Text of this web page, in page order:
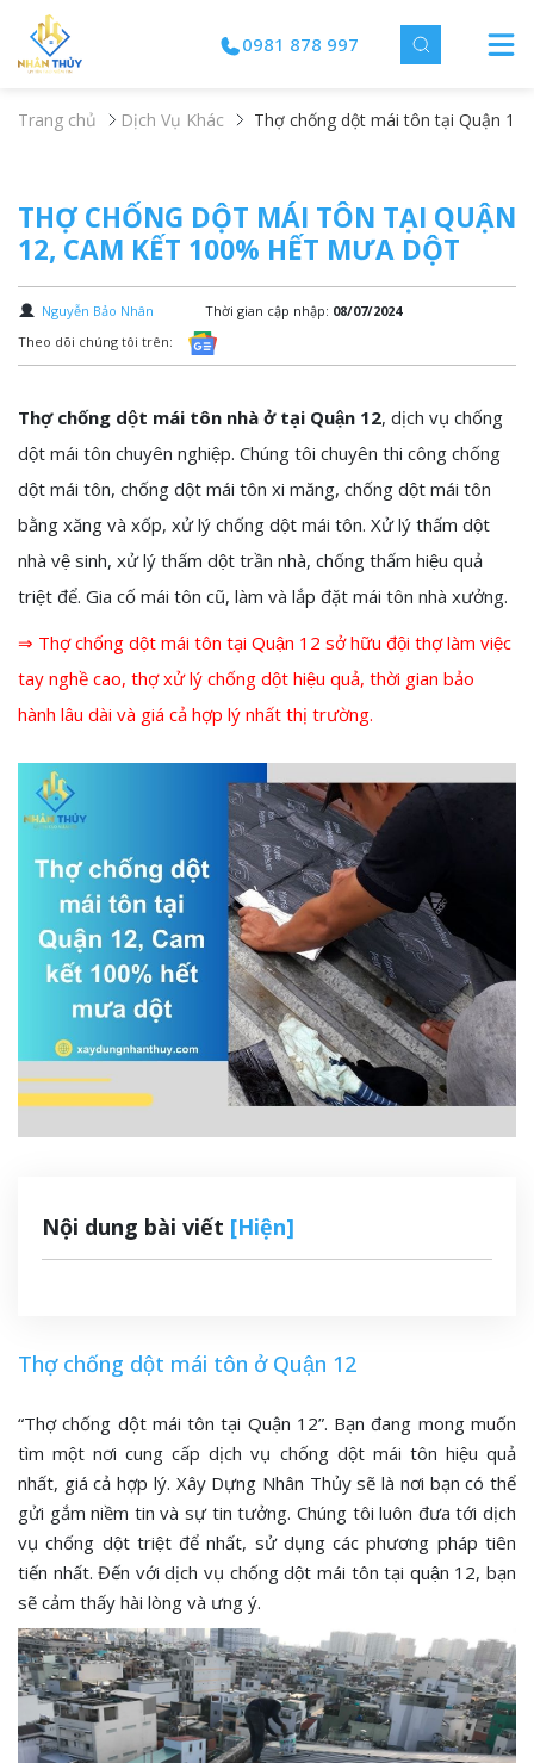
0981 878 997
Trang chủ Dịch Vụ Khác Thợ chống dột mái tôn tại Quận
THỢ CHỐNG DỘT MÁI TÔN TẠI QUẬN
12, CAM KẾT 100% HẾT MƯA DỘT
Nguyễn Bảo Nhân Thời gian cập nhập: 08/07/2024
Theo dõi chúng tôi trên:
Thợ chống dột mái tôn nhà ở tại Quận 12, dịch vụ chống
dột mái tôn chuyên nghiệp. Chúng tôi chuyên thi công chống
dột mái tôn, chống dột mái tôn xi măng, chống dột mái tôn
bằng xăng và xốp, xử lý chống dột mái tôn. Xử lý thấm dột
nhà vệ sinh, xử lý thấm dột trần nhà, chống thấm hiệu quả
triệt để. Gia cố mái tôn cũ, làm và lắp đặt mái tôn nhà xưởng.
⇒ Thợ chống dột mái tôn tại Quận 12 sở hữu đội thợ làm việc
tay nghề cao, thợ xử lý chống dột hiệu quả, thời gian bảo
hành lâu dài và giá cả hợp lý nhất thị trường.
Nội dung bài viết [Hiện]
Thợ chống dột mái tôn ở Quận 12
“Thợ chống dột mái tôn tại Quận 12”. Bạn đang mong muốn
tìm một nơi cung cấp dịch vụ chống dột mái tôn hiệu quả
nhất, giá cả hợp lý. Xây Dựng Nhân Thủy sẽ là nơi bạn có thể
gửi gắm niềm tin và sự tin tưởng. Chúng tôi luôn đưa tới dịch
vụ chống dột triệt để nhất, sử dụng các phương pháp tiên
tiến nhất. Đến với dịch vụ chống dột mái tôn tại quận 12, bạn
sẽ cảm thấy hài lòng và ưng ý.